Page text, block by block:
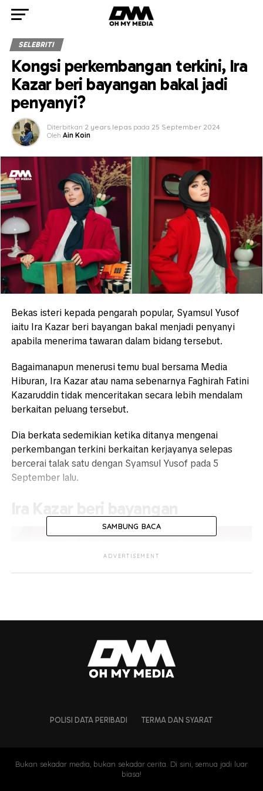
SELEBRITI
Kongsi perkembangan terkini, Ira
Kazar beri bayangan bakal jadi
penyanyi?
Diterbitkan 2 years lepas pada 25 September 2024
Oleh Ain Koin
Bekas isteri kepada pengarah popular, Syamsul Yusof
iaitu Ira Kazar beri bayangan bakal menjadi penyanyi
apabila menerima tawaran dalam bidang tersebut.
Bagaimanapun menerusi temu bual bersama Media
Hiburan, Ira Kazar atau nama sebenarnya Faghirah Fatini
Kazaruddin tidak menceritakan secara lebih mendalam
berkaitan peluang tersebut.
Dia berkata sedemikian ketika ditanya mengenai
perkembangan terkini berkaitan kerjayanya selepas
bercerai talak satu dengan Syamsul Yusof pada 5
September lalu.
SAMBUNG BACA
ADVERTISEMENT
POLISI DATA PERIBADI TERMA DAN SYARAT
Bukan sekadar media, bukan sekadar cerita. Di sini, semua jadi luar
biasa!